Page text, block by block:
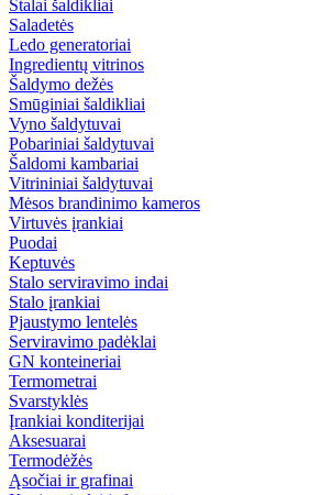
Stalai šaldikliai
Saladetės
Ledo generatoriai
Ingredientų vitrinos
Šaldymo dežės
Smūginiai šaldikliai
Vyno šaldytuvai
Pobariniai šaldytuvai
Šaldomi kambariai
Vitrininiai šaldytuvai
Mėsos brandinimo kameros
Virtuvės įrankiai
Puodai
Keptuvės
Stalo serviravimo indai
Stalo įrankiai
Pjaustymo lentelės
Serviravimo padėklai
GN konteineriai
Termometrai
Svarstyklės
Įrankiai konditerijai
Aksesuarai
Termodėžės
Ąsočiai ir grafinai